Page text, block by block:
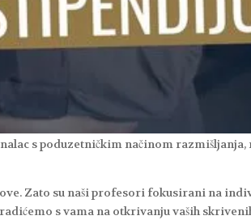
s poduzetničkim načinom razmišljanja,
Zato su naši profesori fokusirani na
s vama na otkrivanju vaših